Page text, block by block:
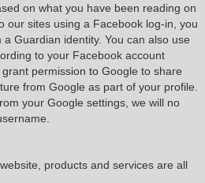
on what you have been reading on
our sites using a Facebook log-in, you
Guardian identity. You can also use
to your Facebook account
permission to Google to share
from Google as part of your profile.
your Google settings, we will no
products and services are all